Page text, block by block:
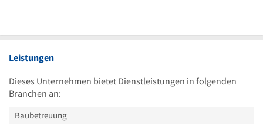
Leistungen
Dieses Unternehmen bietet Dienstleistungen in folgenden
Branchen an:
Baubetreuung